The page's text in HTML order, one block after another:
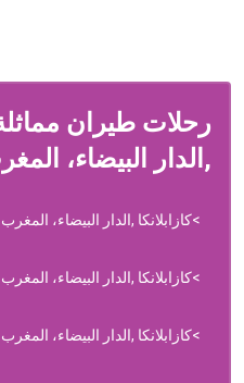
رحلات طيران مماثلة
,الدار البيضاء،
كازابلانكا ,الدار البيضاء،
كازابلانكا ,الدار البيضاء،
كازابلانكا ,الدار البيضاء،